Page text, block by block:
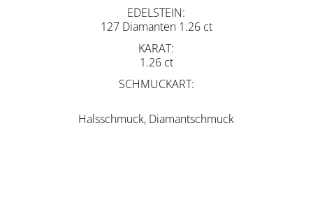
EDELSTEIN
127 Diamanten 1.26 ct
KARAT
1.26 ct
SCHMUCKART
Halsschmuck, Diamantschmuck